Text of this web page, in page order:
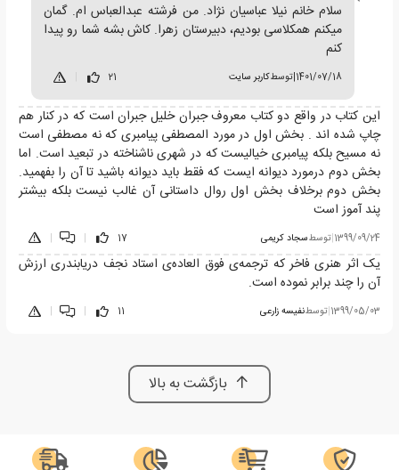
سلام خانم نیلا عباسیان نژاد. من فرشته عبدالعباس ام. گمان
میکنم همکلاسی بودیم، دبیرستان زهرا. کاش بشه شما رو پیدا
کنم
1401/07/18
|توسطکاربر سایت 21
این کتاب در واقع دو کتاب معروف جبران خلیل جبران است که در کنار هم
چاپ شده اند . بخش اول در مورد المصطفی پیامبری که نه مصطفی است
نه مسیح بلکه پیامبری خیالیست که در شهری ناشناخته در تبعید است. اما
بخش دوم درمورد دیوانه ایست که فقط باید دیوانه باشید تا آن را بفهمید.
بخش دوم برخلاف بخش اول روال داستانی آن غالب نیست بلکه بیشتر
پند آموز است
1399/09/24
|توسطسجاد کریمی 17
|
|
یک اثر هنری فاخر که ترجمه‌ی فوق العاده‌ی استاد نجف دریابندری ارزش
آن را چند برابر نموده است.
1399/05/03
|توسطنفیسه زارعی 11
|
|
بازگشت به بالا